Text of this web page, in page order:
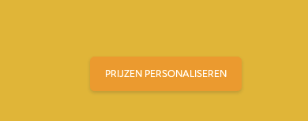
PRIJZEN PERSONALISEREN